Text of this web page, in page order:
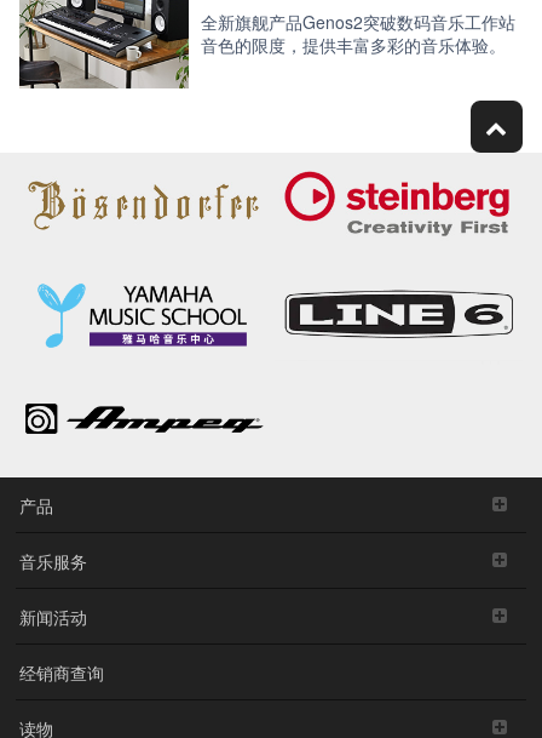
全新旗舰产品Genos2突破数码音乐工作站
音色的限度，提供丰富多彩的音乐体验。
产品
音乐服务
新闻活动
经销商查询
读物